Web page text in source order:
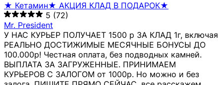
★ Кетамин★ АКЦИЯ КЛАД В ПОДАРОК★
5 (72)
Mr. President
У НАС КУРЬЕР ПОЛУЧАЕТ 1500 р ЗА КЛАД 1г, включая
РЕАЛЬНО ДОСТИЖИМЫЕ МЕСЯЧНЫЕ БОНУСЫ ДО
100.000р! Честная оплата, без подводных камней.
ВЫПЛАТА ЗА ЗАГРУЖЕННЫЕ. ПРИНИМАЕМ
КУРЬЕРОВ С ЗАЛОГОМ от 1000р. Но можно и без